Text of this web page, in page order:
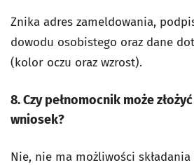
Znika adres zameldowania,
dowodu osobistego oraz dane
(kolor oczu oraz wzrost).
8. Czy pełnomocnik może
wniosek?
Nie, nie ma możliwości